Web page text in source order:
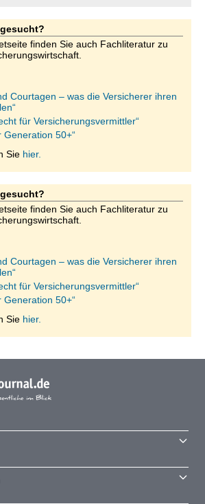
finden Sie auch Fachliteratur zu
Courtagen – was die Versicherer ihren
für Versicherungsvermittler“
Generation 50+“
Sie hier.
finden Sie auch Fachliteratur zu
Courtagen – was die Versicherer ihren
für Versicherungsvermittler“
Generation 50+“
Sie hier.